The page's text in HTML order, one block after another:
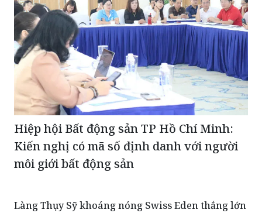
Hiệp hội Bất động sản TP Hồ Chí Minh:
Kiến nghị có mã số định danh với người
môi giới bất động sản
Làng Thụy Sỹ khoáng nóng Swiss Eden thắng lớn